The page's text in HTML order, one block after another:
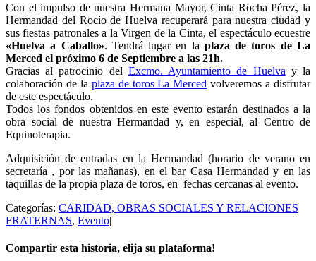
Con el impulso de nuestra Hermana Mayor, Cinta Rocha Pérez, la
Hermandad del Rocío de Huelva recuperará para nuestra ciudad y
sus fiestas patronales a la Virgen de la Cinta, el espectáculo ecuestre
«Huelva a Caballo». Tendrá lugar en la plaza de toros de La
Merced el próximo 6 de Septiembre a las 21h.
Gracias al patrocinio del Excmo. Ayuntamiento de Huelva y la
colaboración de la plaza de toros La Merced volveremos a disfrutar
de este espectáculo.
Todos los fondos obtenidos en este evento estarán destinados a la
obra social de nuestra Hermandad y, en especial, al Centro de
Equinoterapia.
Adquisición de entradas en la Hermandad (horario de verano en
secretaría , por las mañanas), en el bar Casa Hermandad y en las
taquillas de la propia plaza de toros, en fechas cercanas al evento.
Categorías: CARIDAD, OBRAS SOCIALES Y RELACIONES
FRATERNAS, Evento|
Compartir esta historia, elija su plataforma!